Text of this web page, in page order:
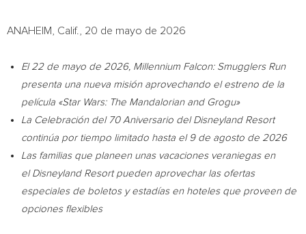
ANAHEIM, Calif., 20 de mayo de 2026
El 22 de mayo de 2026, Millennium Falcon: Smugglers Run
presenta una nueva misión aprovechando el estreno de la
película «Star Wars: The Mandalorian and Grogu»
La Celebración del 70 Aniversario del Disneyland Resort
continúa por tiempo limitado hasta el 9 de agosto de 2026
Las familias que planeen unas vacaciones veraniegas en
el Disneyland Resort pueden aprovechar las ofertas
especiales de boletos y estadías en hoteles que proveen de
opciones flexibles